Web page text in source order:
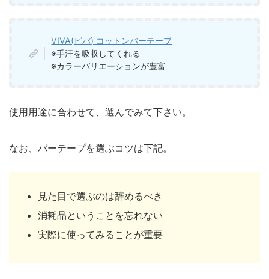
VIVA(ビバ) コットンバーテープ
※手汗を吸収してくれる
※カラーバリエーションが豊富
使用用途に合わせて、選んでみて下さい。
なお、バーテープを選ぶコツは下記。
見た目で選ぶのは辞めるべき
消耗品ということを忘れない
実際に使ってみることが重要